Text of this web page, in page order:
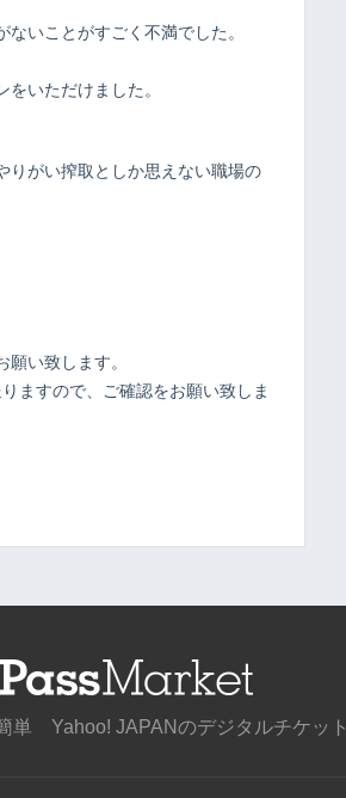
いことがすごく不満でした。
いただけました。
りがい搾取としか思えない職場の
願い致します。
ますので、ご確認をお願い致しま
単 Yahoo! JAPANのデジタルチケット